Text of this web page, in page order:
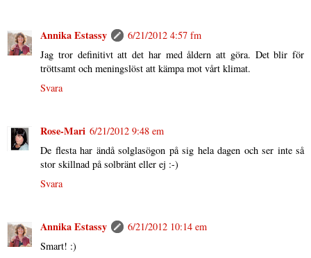
Annika Estassy
6/21/2012 4:57 fm
Jag tror definitivt att det har med åldern att göra. Det blir för
tröttsamt och meningslöst att kämpa mot vårt klimat.
Svara
Rose-Mari 6/21/2012 9:48 em
De flesta har ändå solglasögon på sig hela dagen och ser inte så
stor skillnad på solbränt eller ej :-)
Svara
Annika Estassy
6/21/2012 10:14 em
Smart! :)